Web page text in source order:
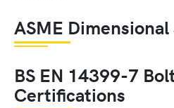
ASME
BS EN 14399-7
Certifications